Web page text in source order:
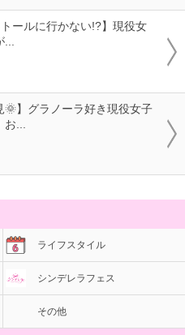
ールに行かない!?】現役女
...
🌞】グラノーラ好き現役女子
...
ライフスタイル
シンデレラフェス
その他